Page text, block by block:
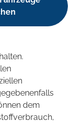
dem